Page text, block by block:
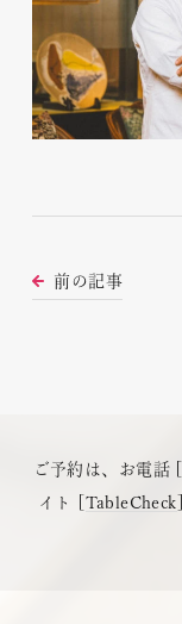
前の記事
ご予約は、お電話 [
イト [ TableCheck